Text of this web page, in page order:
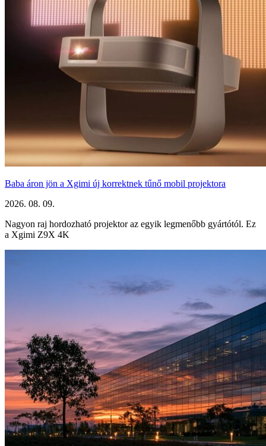
Baba áron jön a Xgimi új korrektnek tűnő mobil projektora
2026. 08. 09.
Nagyon raj hordozható projektor az egyik legmenőbb gyártótól. Ez
a Xgimi Z9X 4K